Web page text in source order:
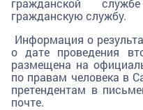
гражданской
гражданскую службу.
Информация о
о дате проведения
размещена на
по правам человека в
претендентам в
почте.